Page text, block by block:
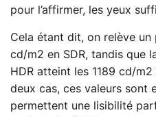
pour l’affirmer, les yeux
Cela étant dit, on relève
cd/m2 en SDR, tandis que
HDR atteint les 1189 cd/m2
deux cas, ces valeurs sont
permettent une lisibilité